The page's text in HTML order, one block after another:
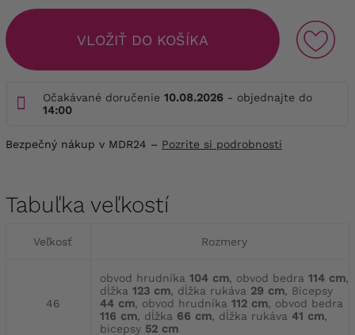
VLOŽIŤ DO KOŠÍKA
Očakávané doručenie 10.08.2026 - objednajte do
14:00
Bezpečný nákup v MDR24 – Pozrite si podrobnosti
Tabuľka veľkostí
Veľkosť Rozmery
46
obvod hrudníka 104 cm, obvod bedra 114 cm,
dĺžka 123 cm, dĺžka rukáva 29 cm, Bicepsy
44 cm, obvod hrudníka 112 cm, obvod bedra
116 cm, dĺžka 66 cm, dĺžka rukáva 41 cm,
bicepsy 52 cm